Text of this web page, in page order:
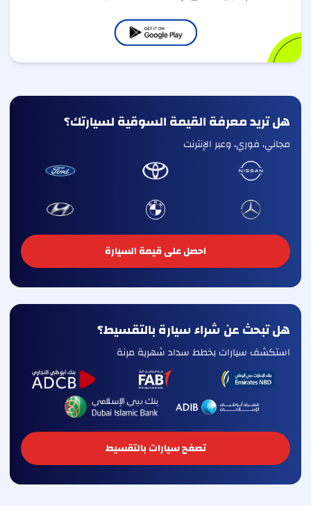
هل تريد معرفة القيمة السوقية لسيارتك؟
مجاني، فوري، وعبر الإنترنت
احصل على قيمة السيارة
هل تبحث عن شراء سيارة بالتقسيط؟
استكشف سيارات بخطط سداد شهرية مرنة
تصفح سيارات بالتقسيط